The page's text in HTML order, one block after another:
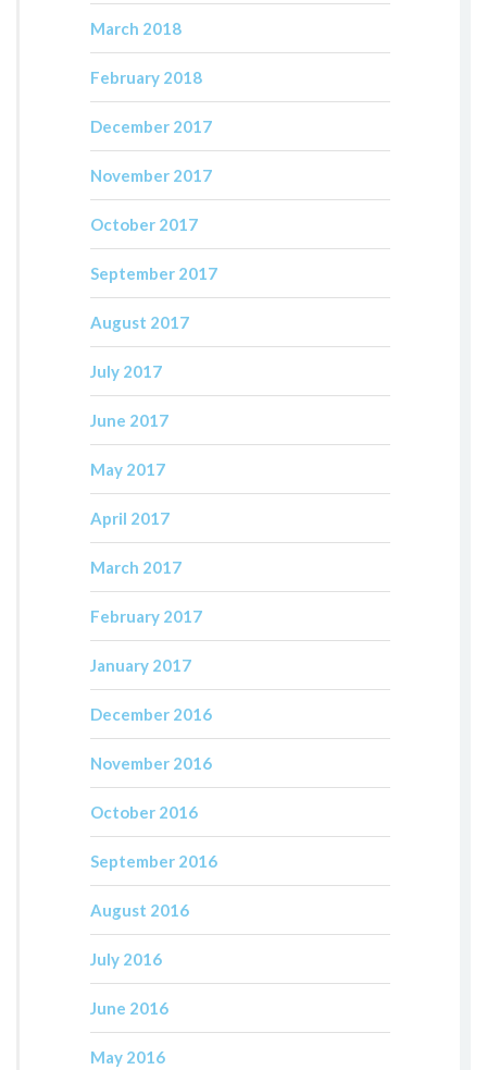
March 2018
February 2018
December 2017
November 2017
October 2017
September 2017
August 2017
July 2017
June 2017
May 2017
April 2017
March 2017
February 2017
January 2017
December 2016
November 2016
October 2016
September 2016
August 2016
July 2016
June 2016
May 2016